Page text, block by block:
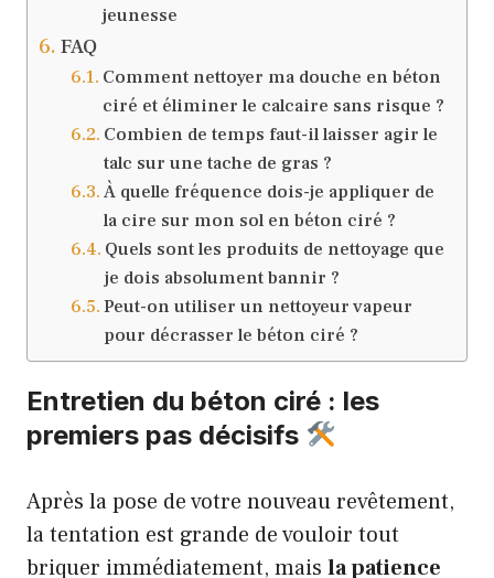
jeunesse
FAQ
Comment nettoyer ma douche en béton
ciré et éliminer le calcaire sans risque ?
Combien de temps faut-il laisser agir le
talc sur une tache de gras ?
À quelle fréquence dois-je appliquer de
la cire sur mon sol en béton ciré ?
Quels sont les produits de nettoyage que
je dois absolument bannir ?
Peut-on utiliser un nettoyeur vapeur
pour décrasser le béton ciré ?
Entretien du béton ciré : les
premiers pas décisifs
Après la pose de votre nouveau revêtement,
la tentation est grande de vouloir tout
briquer immédiatement, mais la patience